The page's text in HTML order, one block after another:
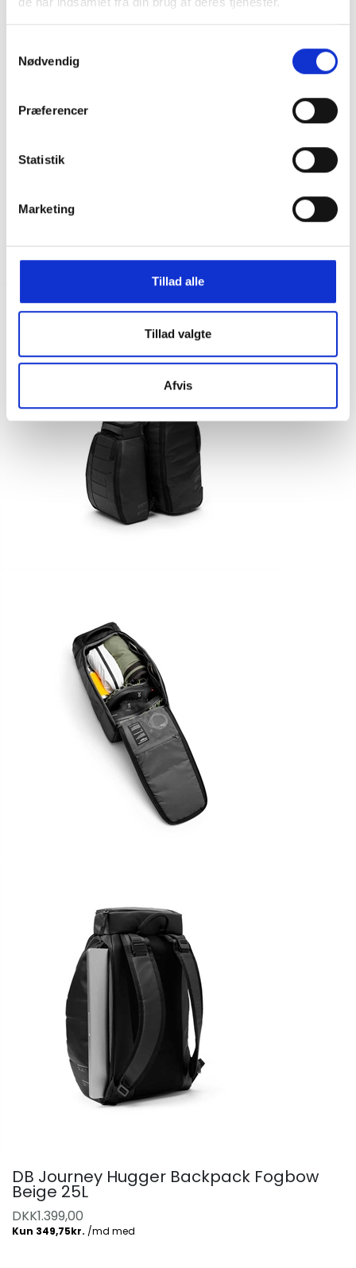
Nødvendig
Præferencer
Statistik
Marketing
Tillad alle
Tillad valgte
Afvis
DB Journey Hugger Backpack Fogbow
Beige 25L
DKK1.399,00